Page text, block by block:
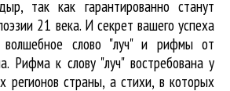
так как гарантированно станут
21 века. И секрет вашего успеха
слово "луч" и рифмы от
Рифма к слову "луч" востребована у
регионов страны, а стихи, в которых